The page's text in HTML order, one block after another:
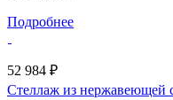
Подробнее
52 984 ₽
Стеллаж из нержавеющей